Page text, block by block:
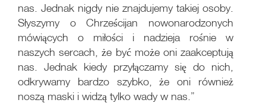
nas. Jednak nigdy nie znajdujemy takiej osoby.
Słyszymy o Chrześcijan nowonarodzonych
mówiących o miłości i nadzieja rośnie w
naszych sercach, że być może oni zaakceptują
nas. Jednak kiedy przyłączamy się do nich,
odkrywamy bardzo szybko, że oni również
noszą maski i widzą tylko wady w nas.”